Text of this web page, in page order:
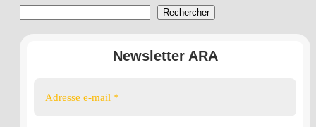
Rechercher
Newsletter ARA